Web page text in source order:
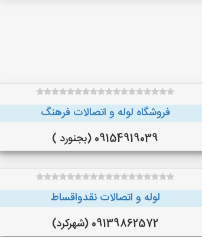
فروشگاه لوله و اتصالات فرهنگ
09154919039 (بجنورد )
لوله و اتصالات نقدواقساط
09139862572 (شهرکرد)